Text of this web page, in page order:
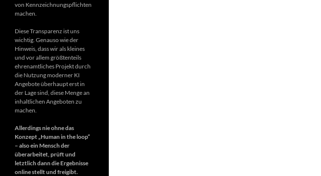
von Kennzeichnungspflichten
machen.
Diese Transparenz ist uns
wichtig. Genauso wie der
Hinweis, dass wir als kleines
und vor allem größtenteils
ehrenamtliches Projekt durch
die Nutzung moderner KI
Angebote überhaupt erst in
der Lage sind, diese Menge an
inhaltlichen Angeboten zu
machen.
Allerdings nie ohne das
Konzept „Human in the loop“
– also ein Mensch der
überarbeitet, prüft und
letztlich dann die Ergebnisse
online stellt und freigibt.